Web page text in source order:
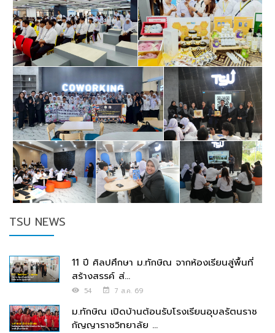
TSU NEWS
11 ปี ศิลปศึกษา ม.ทักษิณ จากห้องเรียนสู่พื้นที่
สร้างสรรค์ ส่...
54 7 ส.ค. 69
ม.ทักษิณ เปิดบ้านต้อนรับโรงเรียนอุบลรัตนราช
กัญญาราชวิทยาลัย ...